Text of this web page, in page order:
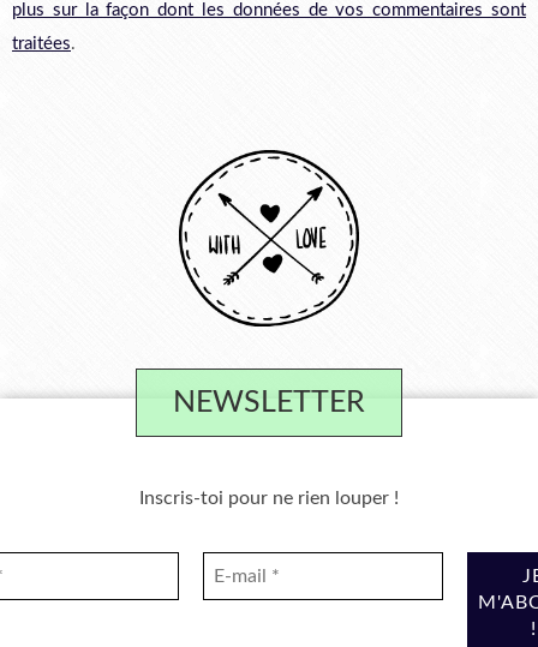
plus sur la façon dont les données de vos commentaires sont
traitées.
NEWSLETTER
Inscris-toi pour ne rien louper !